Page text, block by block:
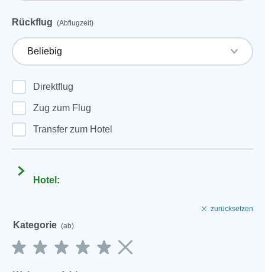
Rückflug (Abflugzeit)
Direktflug
Zug zum Flug
Transfer zum Hotel
Hotel:
zurücksetzen
Kategorie (ab)